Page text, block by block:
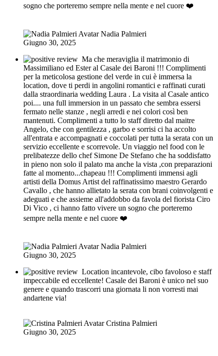
sogno che porteremo sempre nella mente e nel cuore ❤️
Nadia Palmieri
Giugno 30, 2025
Ma che meraviglia il matrimonio di
Massimiliano ed Ester al Casale dei Baroni !!! Complimenti
per la meticolosa gestione del verde in cui è immersa la
location, dove ti perdi in angolini romantici e raffinati curati
dalla straordinaria wedding Laura . La visita al Casale antico
poi.... una full immersion in un passato che sembra essersi
fermato nelle stanze , negli arredi e nei colori così ben
mantenuti. Complimenti a tutto lo staff diretto dal maitre
Angelo, che con gentilezza , garbo e sorrisi ci ha accolto
all'entrata e accompagnati e coccolati per tutta la serata con un
servizio eccellente e scorrevole. Un viaggio nel food con le
prelibatezze dello chef Simone De Stefano che ha soddisfatto
in pieno non solo il palato ma anche la vista ,con preparazioni
fatte al momento...chapeau !!! Complimenti immensi agli
artisti della Domus Artist del raffinatissimo maestro Gerardo
Cavallo , che hanno allietato la serata con brani coinvolgenti e
adeguati e che assieme all'addobbo da favola del fiorista Ciro
Di Vico , ci hanno fatto vivere un sogno che porteremo
sempre nella mente e nel cuore ❤️
Nadia Palmieri
Giugno 30, 2025
Location incantevole, cibo favoloso e staff
impeccabile ed eccellente! Casale dei Baroni è unico nel suo
genere e quando trascorri una giornata li non vorresti mai
andartene via!
Cristina Palmieri
Giugno 30, 2025